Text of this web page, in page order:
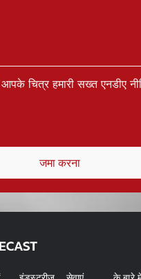
चित्र हमारी सख्त एनडीए नीति
जमा करना